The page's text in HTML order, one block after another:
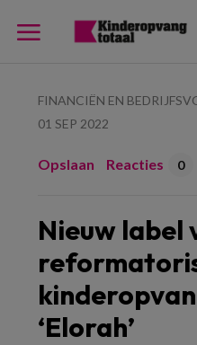
FINANCIËN EN
01 SEP 2022
Opslaan Reacties 0
Nieuw label
‘Elorah’